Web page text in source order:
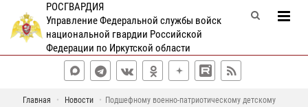
РОСГВАРДИЯ
Управление Федеральной службы войск
национальной гвардии Российской
Федерации по Иркутской области
Главная Новости
Подшефному военно-патриотическому детскому